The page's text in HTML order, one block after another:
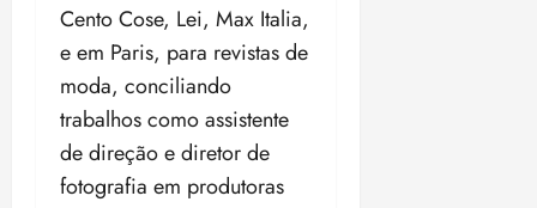
Cento Cose, Lei, Max Italia,
e em Paris, para revistas de
moda, conciliando
trabalhos como assistente
de direção e diretor de
fotografia em produtoras